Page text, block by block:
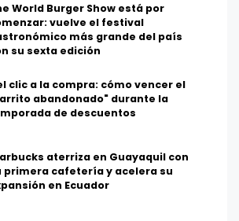
World Burger Show está por
vuelve el festival
más grande del país
su sexta edición
clic a la compra: cómo vencer el
abandonado" durante la
de descuentos
aterriza en Guayaquil con
primera cafetería y acelera su
en Ecuador